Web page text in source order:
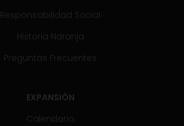
Responsabilidad Social
Historia Naranja
Preguntas Frecuentes
EXPANSIÓN
Calendario